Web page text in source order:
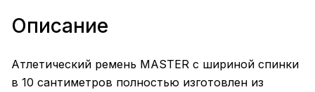
Описание
Атлетический ремень MASTER с шириной спинки
в 10 сантиметров полностью изготовлен из